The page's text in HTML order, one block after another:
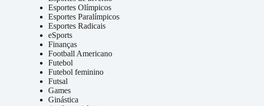
Esportes Olímpicos
Esportes Paralímpicos
Esportes Radicais
eSports
Finanças
Football Americano
Futebol
Futebol feminino
Futsal
Games
Ginástica